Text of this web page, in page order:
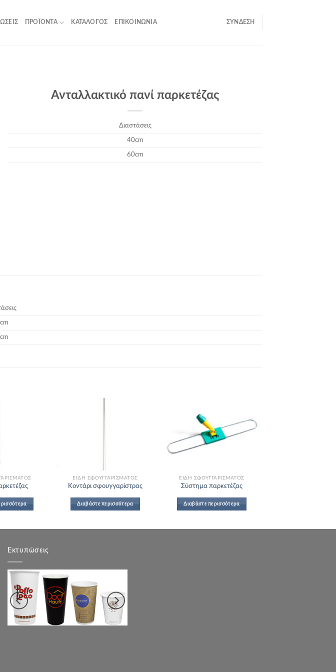
ΠΡΟΪΌΝΤΑ ΚΑΤΆΛΟΓΟΣ ΕΠΙΚΟΙΝΩΝΊΑ ΣΎΝΔΕΣΗ
Ανταλλακτικό πανί παρκετέζας
Διαστάσεις
40cm
60cm
ΕΊΔΗ ΣΦΟΥΓΓΑΡΊΣΜΑΤΟΣ
Κοντάρι σφουγγαρίστρας
Διαβάστε περισσότερα
ΕΊΔΗ ΣΦΟΥΓΓΑΡΊΣΜΑΤΟΣ
Σύστημα παρκετέζας
Διαβάστε περισσότερα
Εκτυπώσεις